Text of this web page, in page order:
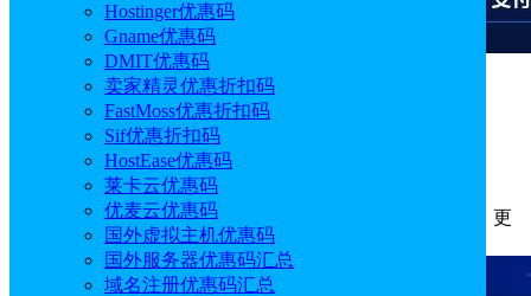
Hostinger优惠码
Gname优惠码
DMIT优惠码
卖家精灵优惠折扣码
FastMoss优惠折扣码
Sif优惠折扣码
HostEase优惠码
莱卡云优惠码
优麦云优惠码
国外虚拟主机优惠码
国外服务器优惠码汇总
域名注册优惠码汇总
Hostinger网站空间买哪个套餐好
作者: sunny 分类:主机
更
新于: 2025.12.18 14:04:55